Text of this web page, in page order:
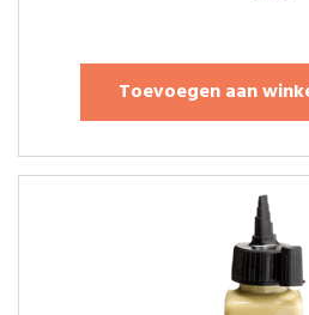
Toevoegen aan